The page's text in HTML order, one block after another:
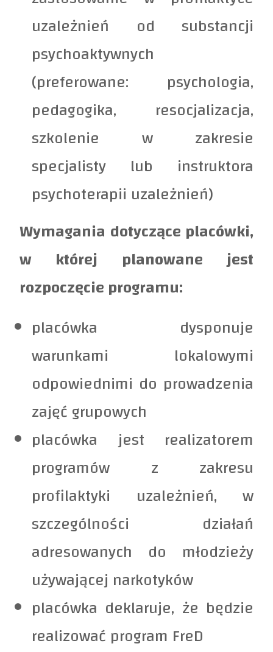
uzależnień od substancji
psychoaktywnych
(preferowane: psychologia,
pedagogika, resocjalizacja,
szkolenie w zakresie
specjalisty lub instruktora
psychoterapii uzależnień)
Wymagania dotyczące placówki,
w której planowane jest
rozpoczęcie programu:
placówka dysponuje
warunkami lokalowymi
odpowiednimi do prowadzenia
zajęć grupowych
placówka jest realizatorem
programów z zakresu
profilaktyki uzależnień, w
szczególności działań
adresowanych do młodzieży
używającej narkotyków
placówka deklaruje, że będzie
realizować program FreD